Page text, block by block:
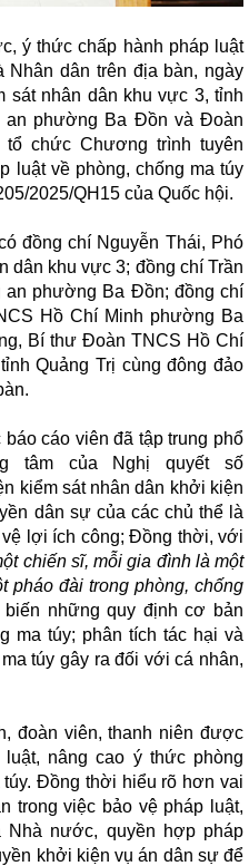
thức chấp hành pháp luật
Nhân dân trên địa bàn, ngày
sát nhân dân khu vực 3, tỉnh
an phường Ba Đồn và Đoàn
chức Chương trình tuyên
luật về phòng, chống ma túy
2025/QH15 của Quốc hội.
chí Nguyễn Thái, Phó
dân khu vực 3; đồng chí Trần
phường Ba Đồn; đồng chí
Hồ Chí Minh phường Ba
Bí thư Đoàn TNCS Hồ Chí
Quảng Trị cùng đông đảo
cáo viên đã tập trung phổ
tâm của Nghị quyết số
kiểm sát nhân dân khởi kiện
dân sự của các chủ thể là
lợi ích công; Đồng thời, với
chiến sĩ, mỗi gia đình là một
pháo đài trong phòng, chống
những quy định cơ bản
ma túy; phân tích tác hại và
túy gây ra đối với cá nhân,
viên, thanh niên được
nâng cao ý thức phòng
Đồng thời hiểu rõ hơn vai
trong việc bảo vệ pháp luật,
nước, quyền hợp pháp
khởi kiện vụ án dân sự để